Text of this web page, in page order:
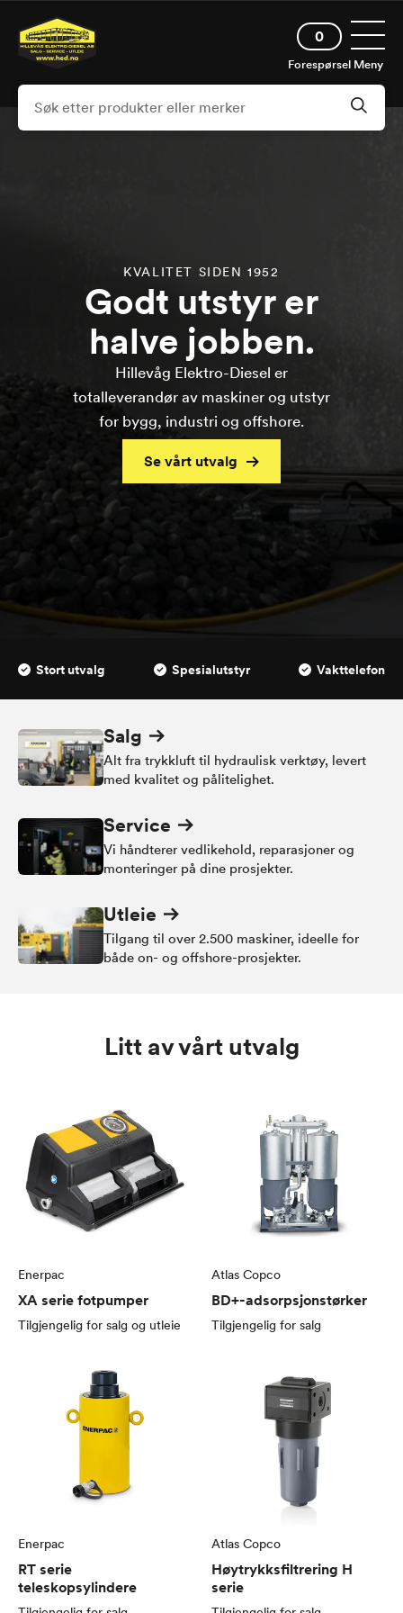
hovedinnhold
0
Forespørsel Meny
KVALITET SIDEN 1952
Godt utstyr er
halve jobben.
Hillevåg Elektro-Diesel er
totalleverandør av maskiner og utstyr
for bygg, industri og offshore.
Se vårt utvalg
Stort utvalg Spesialutstyr Vakttelefon
Salg
Alt fra trykkluft til hydraulisk verktøy, levert
med kvalitet og pålitelighet.
Service
Vi håndterer vedlikehold, reparasjoner og
monteringer på dine prosjekter.
Utleie
Tilgang til over 2.500 maskiner, ideelle for
både on- og offshore-prosjekter.
Litt av vårt utvalg
Enerpac
XA serie fotpumper
Tilgjengelig for salg og utleie
Atlas Copco
BD+-adsorpsjonstørker
Tilgjengelig for salg
Enerpac
RT serie
teleskopsylindere
Atlas Copco
Høytrykksfiltrering H
serie